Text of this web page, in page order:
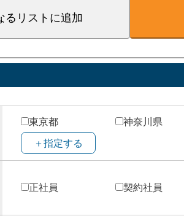
経験者の僕にも優しく指導
います。
代から60代のベテラン社
代が活躍中！
シニア社員として再雇用制
アップ可能】
積んだ後、「新しい業務に
みたい」「もっとスキルを伸
欲があれば異動やキャリ
るリスト に追加
東京都 神奈川県
＋指定する
正社員 契約社員